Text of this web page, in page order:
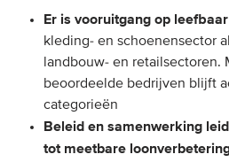
Podcasts
Er is vooruitgang op
kleding- en schoenensector
landbouw- en retailsectoren.
beoordeelde bedrijven blijft
categorieën
Beleid en samenwerking
tot meetbare